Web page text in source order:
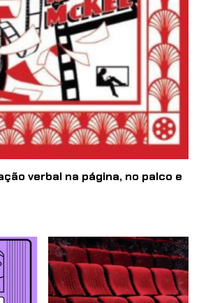
verbal na página, no palco e